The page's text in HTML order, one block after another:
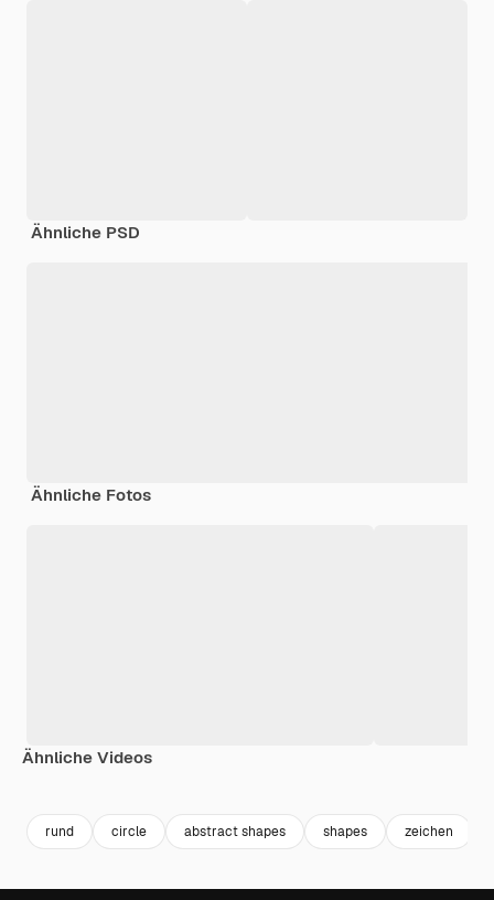
Ähnliche PSD
Ähnliche Fotos
Ähnliche Videos
rund circle abstract shapes shapes zeichen